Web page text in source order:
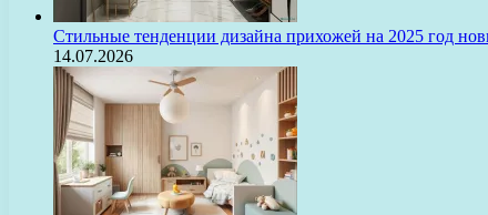
Стильные тенденции дизайна прихожей на 2025 год
14.07.2026